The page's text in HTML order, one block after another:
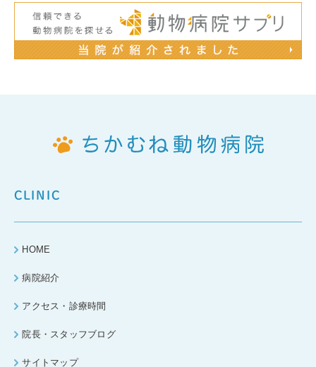
CLINIC
HOME
病院紹介
アクセス・診療時間
院長・スタッフブログ
サイトマップ